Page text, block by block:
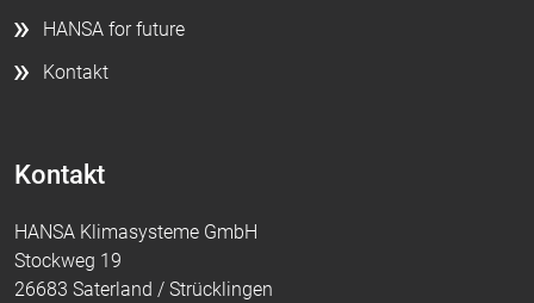
HANSA for future
Kontakt
Kontakt
HANSA Klimasysteme GmbH
Stockweg 19
26683 Saterland / Strücklingen